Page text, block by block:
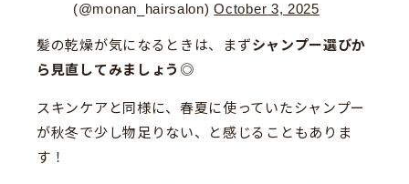
(@monan_hairsalon)October 3, 2025
髪の乾燥が気になるときは、まずシャンプー選びか
ら見直してみましょう ◎
スキンケアと同様に、春夏に使っていたシャンプー
が秋冬で少し物足りない、と感じることもありま
す！